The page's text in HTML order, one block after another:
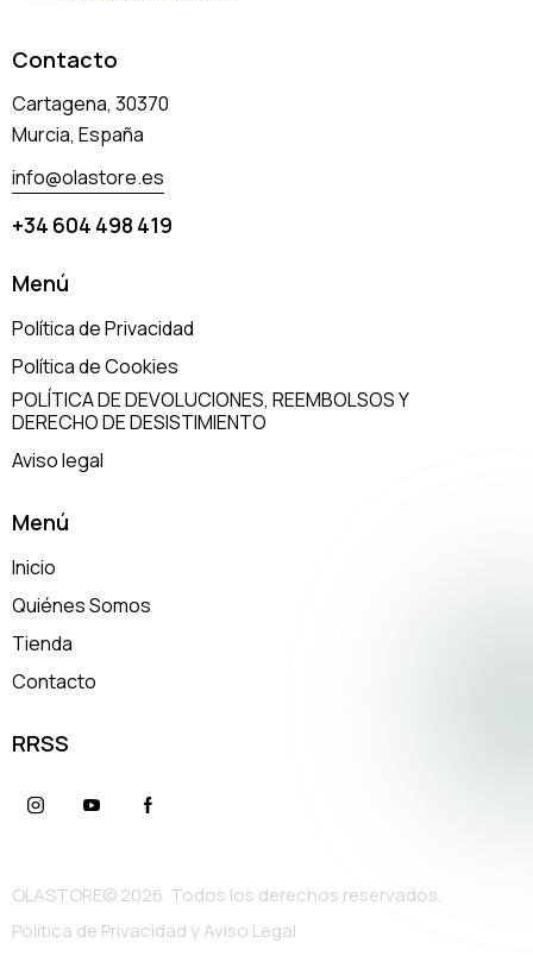
Contacto
Cartagena, 30370
Murcia, España
info@olastore.es
+34 604 498 419
Menú
Política de Privacidad
Política de Cookies
POLÍTICA DE DEVOLUCIONES, REEMBOLSOS Y
DERECHO DE DESISTIMIENTO
Aviso legal
Menú
Inicio
Quiénes Somos
Tienda
Contacto
RRSS
OLASTORE© 2026. Todos los derechos reservados.
Política de Privacidad y Aviso Legal